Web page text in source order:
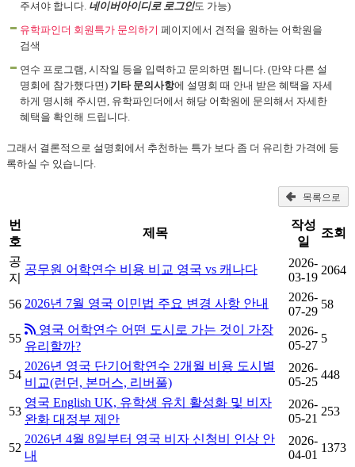
주셔야 합니다. 네이버아이디로 로그인도 가능)
유학파인더 회원특가 문의하기 페이지에서 견적을 원하는 어학원을
검색
연수 프로그램, 시작일 등을 입력하고 문의하면 됩니다. (만약 다른 설
명회에 참가했다면) 기타 문의사항에 설명회 때 안내 받은 혜택을 자세
하게 명시해 주시면, 유학파인더에서 해당 어학원에 문의해서 자세한
혜택을 확인해 드립니다.
그래서 결론적으로 설명회에서 추천하는 특가 보다 좀 더 유리한 가격에 등
록하실 수 있습니다.
목록으로
번
호
제목
작성
일
조회
공
지
공무원 어학연수 비용 비교 영국 vs 캐나다
2026-
03-19
2064
56 2026년 7월 영국 이민법 주요 변경 사항 안내
2026-
07-29
58
55
영국 어학연수 어떤 도시로 가는 것이 가장
유리할까?
2026-
05-27
5
54
2026년 영국 단기어학연수 2개월 비용 도시별
비교(런던, 본머스, 리버풀)
2026-
05-25
448
53
영국 English UK, 유학생 유치 활성화 및 비자
완화 대정부 제안
2026-
05-21
253
52
2026년 4월 8일부터 영국 비자 신청비 인상 안
내
2026-
04-01
1373